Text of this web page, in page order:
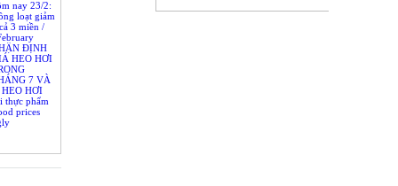
nay 23/2:
loạt giảm
3 miền /
prices (live
all 3
ĐỊNH
HEO HƠI
7 VÀ
HƠI
2018
thực phẩm
prices